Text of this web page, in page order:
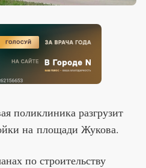
поликлиника разгрузит
на площади Жукова.
по строительству